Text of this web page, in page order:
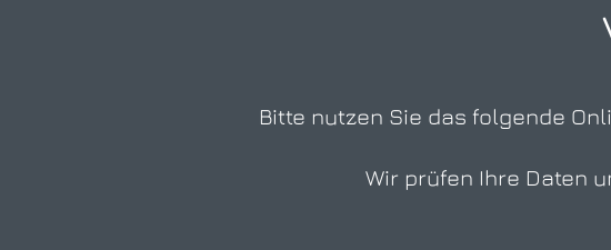
Bitte nutzen Sie das folgende
Wir prüfen Ihre Daten